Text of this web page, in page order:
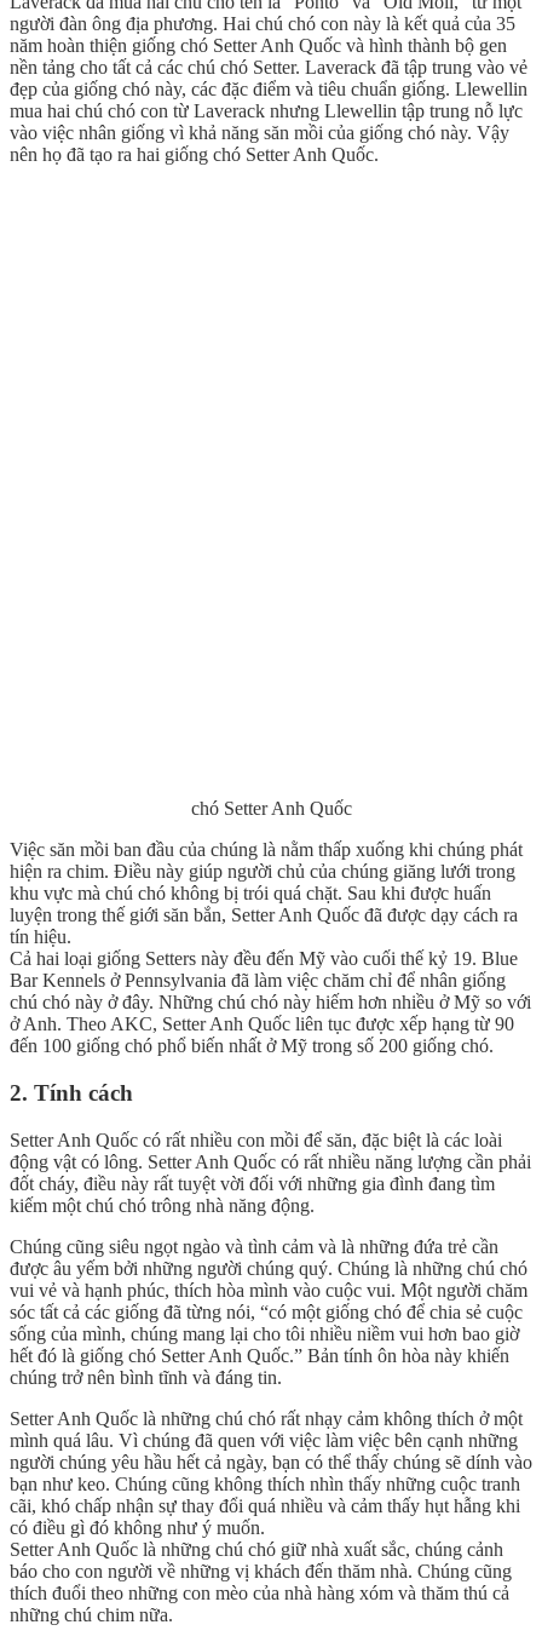
người đàn ông địa phương. Hai chú chó con này là kết quả của 35
năm hoàn thiện giống chó Setter Anh Quốc và hình thành bộ gen
nền tảng cho tất cả các chú chó Setter. Laverack đã tập trung vào vẻ
đẹp của giống chó này, các đặc điểm và tiêu chuẩn giống. Llewellin
mua hai chú chó con từ Laverack nhưng Llewellin tập trung nỗ lực
vào việc nhân giống vì khả năng săn mồi của giống chó này. Vậy
nên họ đã tạo ra hai giống chó Setter Anh Quốc.
chó Setter Anh Quốc
Việc săn mồi ban đầu của chúng là nằm thấp xuống khi chúng phát
hiện ra chim. Điều này giúp người chủ của chúng giăng lưới trong
khu vực mà chú chó không bị trói quá chặt. Sau khi được huấn
luyện trong thế giới săn bắn, Setter Anh Quốc đã được dạy cách ra
tín hiệu.
Cả hai loại giống Setters này đều đến Mỹ vào cuối thế kỷ 19. Blue
Bar Kennels ở Pennsylvania đã làm việc chăm chỉ để nhân giống
chú chó này ở đây. Những chú chó này hiếm hơn nhiều ở Mỹ so với
ở Anh. Theo AKC, Setter Anh Quốc liên tục được xếp hạng từ 90
đến 100 giống chó phổ biến nhất ở Mỹ trong số 200 giống chó.
2. Tính cách
Setter Anh Quốc có rất nhiều con mồi để săn, đặc biệt là các loài
động vật có lông. Setter Anh Quốc có rất nhiều năng lượng cần phải
đốt cháy, điều này rất tuyệt vời đối với những gia đình đang tìm
kiếm một chú chó trông nhà năng động.
Chúng cũng siêu ngọt ngào và tình cảm và là những đứa trẻ cần
được âu yếm bởi những người chúng quý. Chúng là những chú chó
vui vẻ và hạnh phúc, thích hòa mình vào cuộc vui. Một người chăm
sóc tất cả các giống đã từng nói, “có một giống chó để chia sẻ cuộc
sống của mình, chúng mang lại cho tôi nhiều niềm vui hơn bao giờ
hết đó là giống chó Setter Anh Quốc.” Bản tính ôn hòa này khiến
chúng trở nên bình tĩnh và đáng tin.
Setter Anh Quốc là những chú chó rất nhạy cảm không thích ở một
mình quá lâu. Vì chúng đã quen với việc làm việc bên cạnh những
người chúng yêu hầu hết cả ngày, bạn có thể thấy chúng sẽ dính vào
bạn như keo. Chúng cũng không thích nhìn thấy những cuộc tranh
cãi, khó chấp nhận sự thay đổi quá nhiều và cảm thấy hụt hẫng khi
có điều gì đó không như ý muốn.
Setter Anh Quốc là những chú chó giữ nhà xuất sắc, chúng cảnh
báo cho con người về những vị khách đến thăm nhà. Chúng cũng
thích đuổi theo những con mèo của nhà hàng xóm và thăm thú cả
những chú chim nữa.